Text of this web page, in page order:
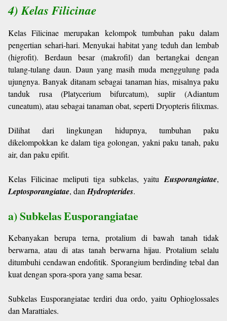
4) Kelas Filicinae
Kelas Filicinae merupakan kelompok tumbuhan paku dalam
pengertian sehari-hari. Menyukai habitat yang teduh dan lembab
(higrofit). Berdaun besar (makrofil) dan bertangkai dengan
tulang-tulang daun. Daun yang masih muda menggulung pada
ujungnya. Banyak ditanam sebagai tanaman hias, misalnya paku
tanduk rusa (Platycerium bifurcatum), suplir (Adiantum
cuneatum), atau sebagai tanaman obat, seperti Dryopteris filixmas.
Dilihat dari lingkungan hidupnya, tumbuhan paku
dikelompokkan ke dalam tiga golongan, yakni paku tanah, paku
air, dan paku epifit.
Kelas Filicinae meliputi tiga subkelas, yaitu Eusporangiatae,
Leptosporangiatae, dan Hydropterides.
a) Subkelas Eusporangiatae
Kebanyakan berupa terna, protalium di bawah tanah tidak
berwarna, atau di atas tanah berwarna hijau. Protalium selalu
ditumbuhi cendawan endofitik. Sporangium berdinding tebal dan
kuat dengan spora-spora yang sama besar.
Subkelas Eusporangiatae terdiri dua ordo, yaitu Ophioglossales
dan Marattiales.